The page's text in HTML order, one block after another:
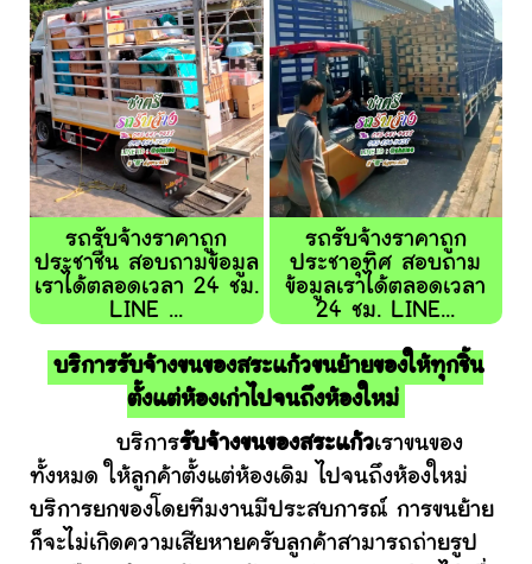
รถรับจ้างราคาถูก
ประชาชื่น สอบถามข้อมูล
เราได้ตลอดเวลา 24 ชม.
LINE ...
รถรับจ้างราคาถูก
ประชาอุทิศ สอบถาม
ข้อมูลเราได้ตลอดเวลา
24 ชม. LINE...
บริการรับจ้างขนของสระแก้วขนย้ายของให้ทุกชิ้น
ตั้งแต่ห้องเก่าไปจนถึงห้องใหม่
บริการรับจ้างขนของสระแก้วเราขนของ
ทั้งหมด ให้ลูกค้าตั้งแต่ห้องเดิม ไปจนถึงห้องใหม่
บริการยกของโดยทีมงานมีประสบการณ์ การขนย้าย
ก็จะไม่เกิดความเสียหายครับลูกค้าสามารถถ่ายรูป